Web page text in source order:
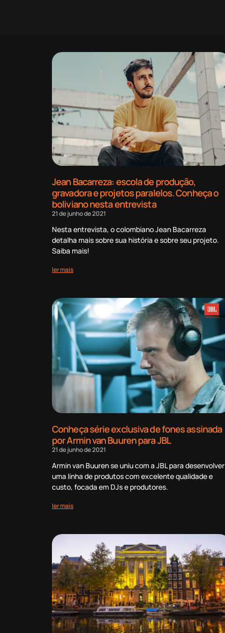
Jean Bacarreza: escola de produção,
gravadora e projetos paralelos. Conheça o
boliviano nesta entrevista
21 de junho de 2021
Nesta entrevista, o colombiano Jean Bacarreza
detalha mais sobre sua história e sobre seu projeto.
Saiba mais!
ler mais
Conheça série exclusiva de fones assinada
por Armin van Buuren para JBL
21 de junho de 2021
Armin van Buuren se uniu com a JBL para desenvolver
uma linha de produtos com excelente qualidade e
custo, focada em DJs e produtores.
ler mais